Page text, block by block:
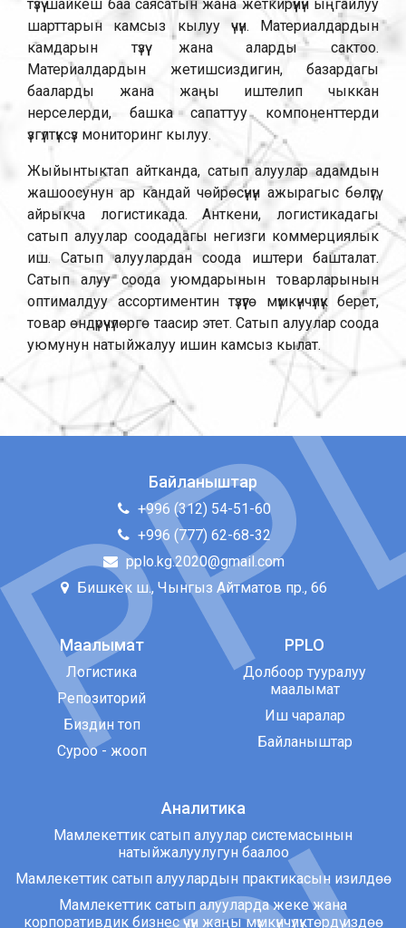
түзүү шайкеш баа саясатын жана жеткирүүнүн ыңгайлуу
шарттарын камсыз кылуу үчүн. Материалдардын
камдарын түзүү жана аларды сактоо.
Материалдардын жетишсиздигин, базардагы
бааларды жана жаңы иштелип чыккан
нерселерди, башка сапаттуу компоненттерди
үзгүлтүксүз мониторинг кылуу.
Жыйынтыктап айтканда, сатып алуулар адамдын
жашоосунун ар кандай чөйрөсүнүн ажырагыс бөлүгү,
айрыкча логистикада. Анткени, логистикадагы
сатып алуулар соодадагы негизги коммерциялык
иш. Сатып алуулардан соода иштери башталат.
Сатып алуу соода уюмдарынын товарларынын
оптималдуу ассортиментин түзүүгө мүмкүнчүлүк берет,
товар өндүрүүчүлөргө таасир этет. Сатып алуулар соода
уюмунун натыйжалуу ишин камсыз кылат.
Байланыштар
+996 (312) 54-51-60
+996 (777) 62-68-32
pplo.kg.2020@gmail.com
Бишкек ш., Чынгыз Айтматов пр., 66
Маалымат
Логистика
Репозиторий
Биздин топ
Суроо - жооп
PPLO
Долбоор тууралуу
маалымат
Иш чаралар
Байланыштар
Аналитика
Мамлекеттик сатып алуулар системасынын
натыйжалуулугун баалоо
Мамлекеттик сатып алуулардын практикасын изилдөө
Мамлекеттик сатып алууларда жеке жана
корпоративдик бизнес үчүн жаңы мүмкүнчүлүктөрдү издөө